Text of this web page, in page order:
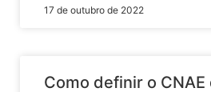
17 de outubro de 2022
Como definir o CNAE